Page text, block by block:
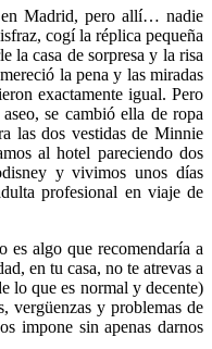
en Madrid, pero allí… nadie
cogí la réplica pequeña
la casa de sorpresa y la risa
la pena y las miradas
exactamente igual. Pero
se cambió ella de ropa
las dos vestidas de Minnie
al hotel pareciendo dos
y vivimos unos días
profesional en viaje de
es algo que recomendaría a
en tu casa, no te atrevas a
lo que es normal y decente)
vergüenzas y problemas de
impone sin apenas darnos